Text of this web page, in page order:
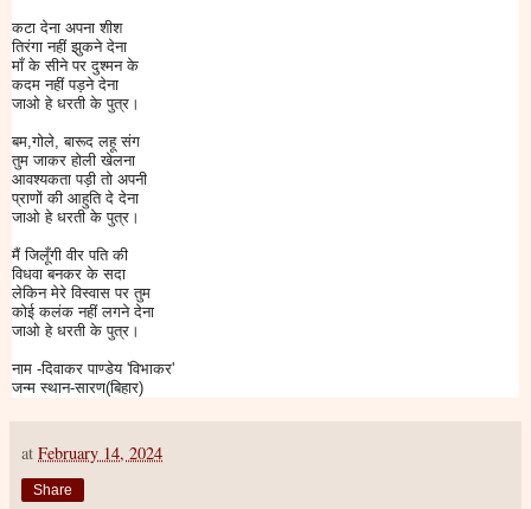
कटा देना अपना शीश
तिरंगा नहीं झुकने देना
माँ के सीने पर दुश्मन के
कदम नहीं पड़ने देना
जाओ हे धरती के पुत्र।
बम,गोले, बारूद लहू संग
तुम जाकर होली खेलना
आवश्यकता पड़ी तो अपनी
प्राणों की आहुति दे देना
जाओ हे धरती के पुत्र।
मैं जिलूँगी वीर पति की
विधवा बनकर के सदा
लेकिन मेरे विस्वास पर तुम
कोई कलंक नहीं लगने देना
जाओ हे धरती के पुत्र।
नाम -दिवाकर पाण्डेय 'विभाकर'
जन्म स्थान-सारण(बिहार)
at February 14, 2024
Share